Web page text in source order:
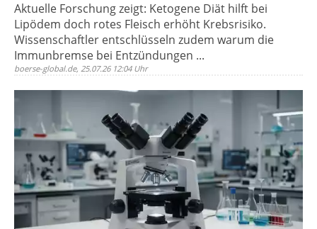
Aktuelle Forschung zeigt: Ketogene Diät hilft bei
Lipödem doch rotes Fleisch erhöht Krebsrisiko.
Wissenschaftler entschlüsseln zudem warum die
Immunbremse bei Entzündungen ...
boerse-global.de, 25.07.26 12:04 Uhr